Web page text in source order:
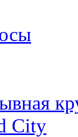
City